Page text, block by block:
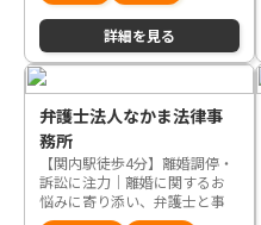
詳細を見る
弁護士法人なかま法律事
務所
【関内駅徒歩4分】離婚調停・
訴訟に注力│離婚に関するお
悩みに寄り添い、弁護士と事
務員がチーム体制でサポート